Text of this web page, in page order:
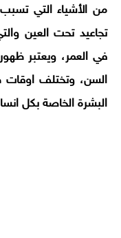
من الأشياء التي
تجاعيد تحت العين
في العمر، ويعتبر
السن، وتختلف
البشرة الخاصة بكل